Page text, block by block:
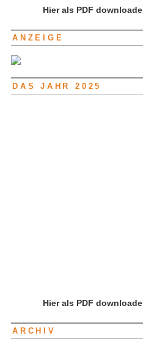
Hier als PDF
ANZEIGE
DAS JAHR 2025
Hier als PDF
ARCHIV